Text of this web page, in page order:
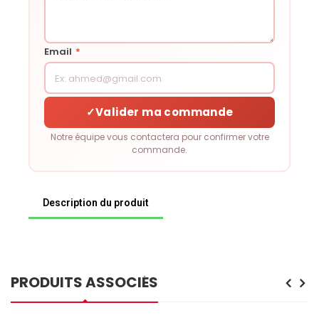
Email *
✓Valider ma commande
Notre équipe vous contactera pour confirmer votre
commande.
Description du produit
PRODUITS ASSOCIÉS